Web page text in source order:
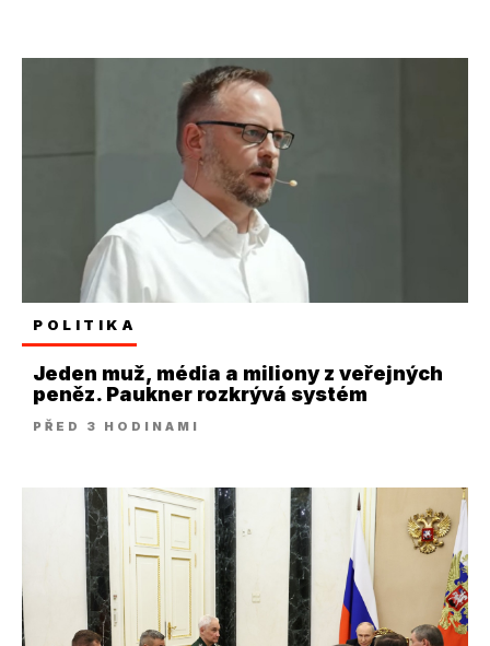
POLITIKA
Jeden muž, média a miliony z veřejných
peněz. Paukner rozkrývá systém
PŘED 3 HODINAMI